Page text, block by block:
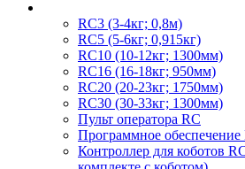
RC3 (3-4кг; 0,8м)
RC5 (5-6кг; 0,915кг)
RC10 (10-12кг; 1300мм)
RC16 (16-18кг; 950мм)
RC20 (20-23кг; 1750мм)
RC30 (30-33кг; 1300мм)
Пульт оператора RC
Программное
Контроллер для коботов